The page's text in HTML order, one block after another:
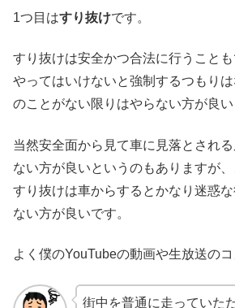
1つ目はすり抜けです。
すり抜けは安全かつ合法に行うこと
やってはいけないと強制するつもり
のことがない限りはやらない方が良い
当然安全面から見て車に見落とされ
ない方が良いというのもありますが
すり抜けは車からするとかなり迷惑
ない方が良いです。
よく僕のYouTubeの動画や生放送の
街中を普通に走っていた